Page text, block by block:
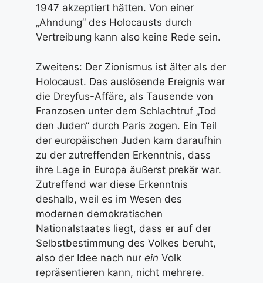
1947 akzeptiert hätten. Von einer
„Ahndung“ des Holocausts durch
Vertreibung kann also keine Rede sein.
Zweitens: Der Zionismus ist älter als der
Holocaust. Das auslösende Ereignis war
die Dreyfus-Affäre, als Tausende von
Franzosen unter dem Schlachtruf „Tod
den Juden“ durch Paris zogen. Ein Teil
der europäischen Juden kam daraufhin
zu der zutreffenden Erkenntnis, dass
ihre Lage in Europa äußerst prekär war.
Zutreffend war diese Erkenntnis
deshalb, weil es im Wesen des
modernen demokratischen
Nationalstaates liegt, dass er auf der
Selbstbestimmung des Volkes beruht,
also der Idee nach nur ein Volk
repräsentieren kann, nicht mehrere.